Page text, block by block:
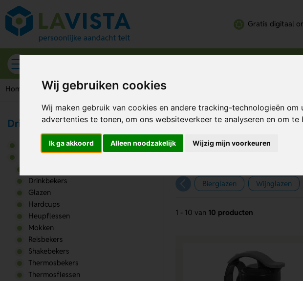
Wij gebruiken cookies
Wij maken gebruik van cookies en andere tracking-technologieën
advertenties te tonen, om ons websiteverkeer te analyseren en om
Ik ga akkoord Alleen noodzakelijk Wijzig mijn voorkeuren
Gratis digitaal
Home Drinkwaren Glazen Karaffen
Karaffen
Bierglazen Wijnglazen
1 - 10 van 10 producten
Drinkwaren
Broodtrommels
Drinkbekers
Glazen
Hardcups
Heupflessen
Mokken
Reisbekers
Shakebekers
Thermosbekers
Thermosflessen